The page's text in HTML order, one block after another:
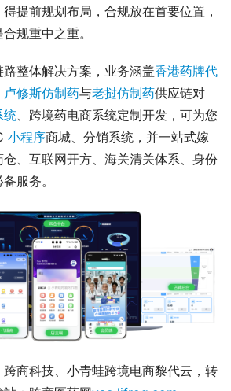
得提前规划布局，合规放在首要位置，
规重中之重。
路整体解决方案，业务涵盖香港药牌代
卢修斯仿制药与老挝仿制药供应链对
统、跨境药电商系统定制开发，可为您
小程序商城、分销系统，并一站式嫁
、互联网开方、海关清关体系、身份
服务。
商科技、小青蛙跨境电商黎代云，转